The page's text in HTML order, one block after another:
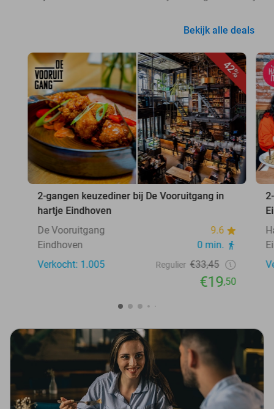
Bekijk alle deals
42%
2-gangen keuzediner bij De Vooruitgang in
hartje Eindhoven
De Vooruitgang
9.6
Eindhoven
0 min.
Verkocht: 1.005
Regulier €33,45
€19,50